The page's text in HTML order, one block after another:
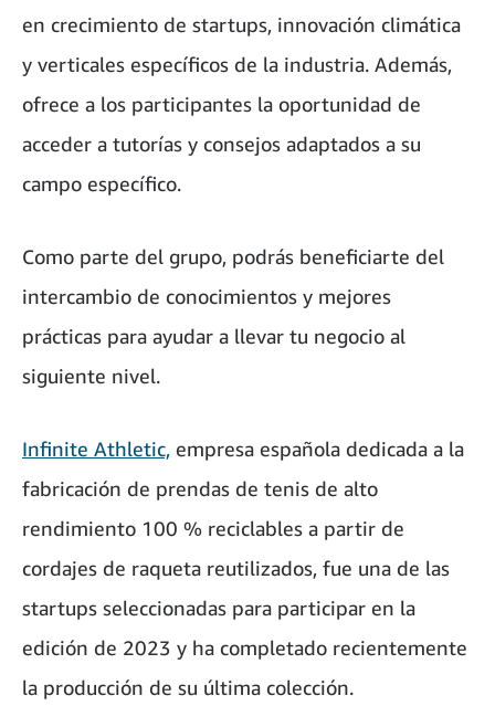
en crecimiento de startups, innovación climática
y verticales específicos de la industria. Además,
ofrece a los participantes la oportunidad de
acceder a tutorías y consejos adaptados a su
campo específico.
Como parte del grupo, podrás beneficiarte del
intercambio de conocimientos y mejores
prácticas para ayudar a llevar tu negocio al
siguiente nivel.
Infinite Athletic, empresa española dedicada a la
fabricación de prendas de tenis de alto
rendimiento 100 % reciclables a partir de
cordajes de raqueta reutilizados, fue una de las
startups seleccionadas para participar en la
edición de 2023 y ha completado recientemente
la producción de su última colección.